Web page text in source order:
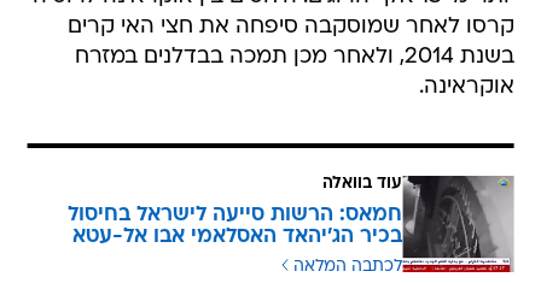
קרסו לאחר שמוסקבה סיפחה את חצי האי קרים
בשנת 2014, ולאחר מכן תמכה בבדלנים במזרח
אוקראינה.
עוד בוואלה
חמאס: הרשות סייעה לישראל בחיסול
בכיר הג'יהאד האסלאמי אבו אל-עטא
לכתבה המלאה